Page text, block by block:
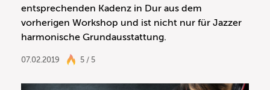
entsprechenden Kadenz in Dur aus dem
vorherigen Workshop und ist nicht nur für Jazzer
harmonische Grundausstattung.
07.02.2019 5 / 5